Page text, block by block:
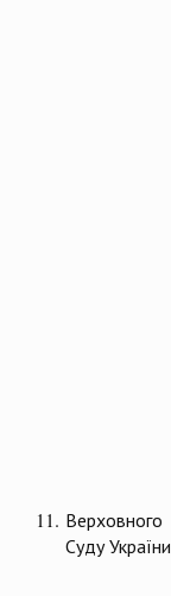
11. Верховного
Суду України